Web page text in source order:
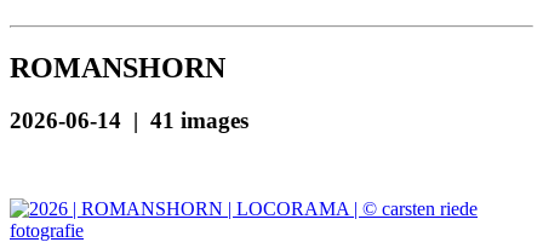
ROMANSHORN
2026-06-14 | 41 images